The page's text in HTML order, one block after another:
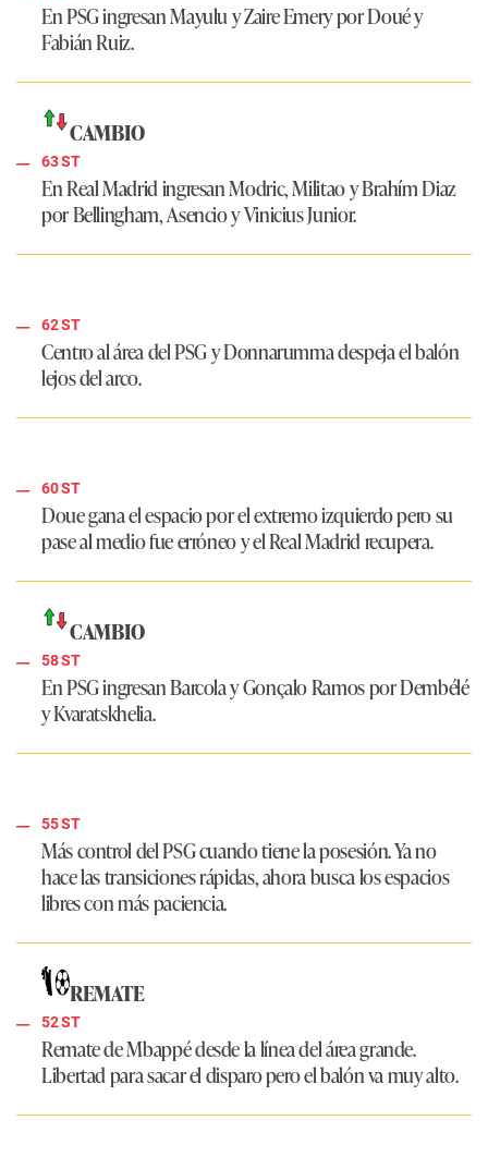
EnPSGingresan Mayulu y Zaire Emery por Doué y
Fabián Ruiz.
CAMBIO
63 ST
EnReal Madridingresan Modric, Militao y Brahím Diaz
por Bellingham, Asencio y Vinicius Junior.
62 ST
Centro al área delPSGy Donnarumma despeja el balón
lejos del arco.
60 ST
Doue gana el espacio por el extremo izquierdo pero su
pase al medio fue erróneo y elReal Madridrecupera.
CAMBIO
58 ST
EnPSGingresan Barcola y Gonçalo Ramos por Dembélé
y Kvaratskhelia.
55 ST
Más control delPSGcuando tiene la posesión. Ya no
hace las transiciones rápidas, ahora busca los espacios
libres con más paciencia.
REMATE
52 ST
Remate deMbappédesde la línea del área grande.
Libertad para sacar el disparo pero el balón va muy alto.